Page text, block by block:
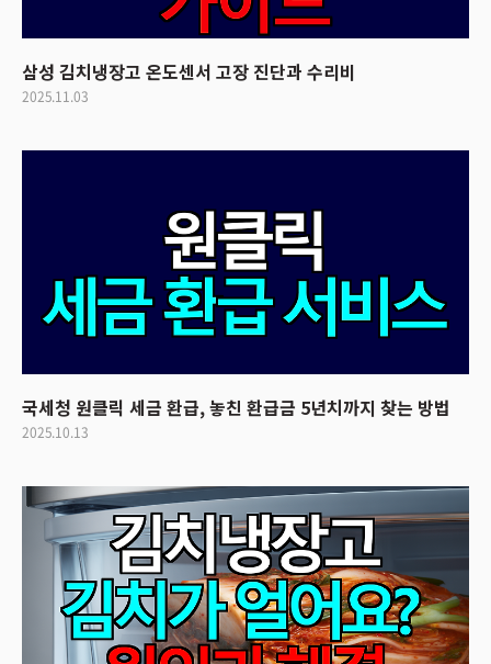
삼성 김치냉장고 온도센서 고장 진단과 수리비
2025.11.03
국세청 원클릭 세금 환급, 놓친 환급금 5년치까지 찾는 방법
2025.10.13